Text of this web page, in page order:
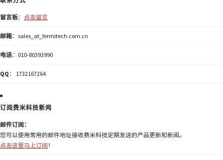
留言板： 点击留言
邮箱：sales_at_fermitech.com.cn
电话：010-80393990
QQ ： 1732167264
订阅费米科技新闻
邮件订阅：
您可以使用常用的邮件地址接收费米科技定期发送的产品更新和新闻。
点击这里马上订阅 ！